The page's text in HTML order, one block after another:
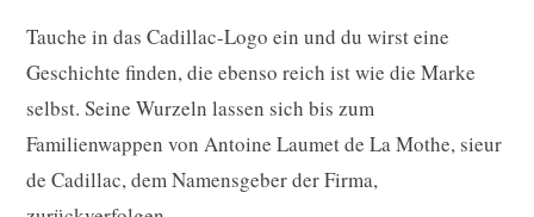
Tauche in das Cadillac-Logo ein und du wirst eine
Geschichte finden, die ebenso reich ist wie die Marke
selbst. Seine Wurzeln lassen sich bis zum
Familienwappen von Antoine Laumet de La Mothe, sieur
de Cadillac, dem Namensgeber der Firma,